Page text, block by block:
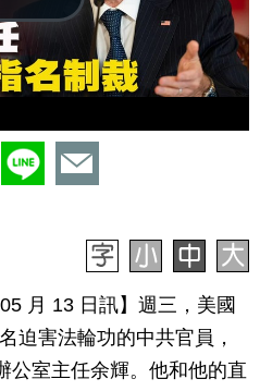
月 13 日訊】週三，美國
迫害法輪功的中共官員，
公室主任余輝。他和他的直